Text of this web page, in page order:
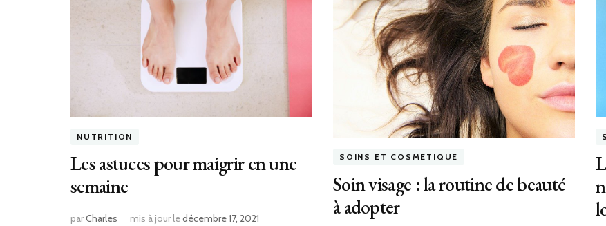
NUTRITION
Les astuces pour maigrir en une
semaine
parCharles mis à jour ledécembre 17, 2021
SOINS ET COSMETIQUE
Soin visage : la routine de beauté
à adopter